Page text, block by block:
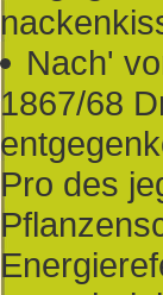
Nach'
1867/68
Pro des